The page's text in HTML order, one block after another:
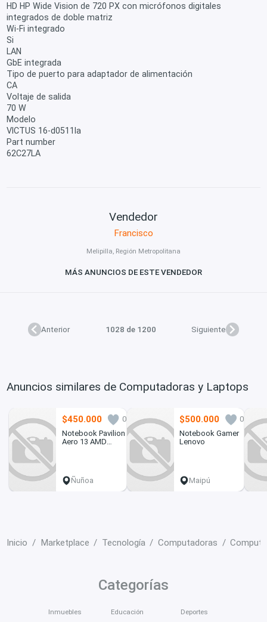
HD HP Wide Vision de 720 PX con micrófonos digitales
integrados de doble matriz
Wi-Fi integrado
Si
LAN
GbE integrada
Tipo de puerto para adaptador de alimentación
CA
Voltaje de salida
70 W
Modelo
VICTUS 16-d0511la
Part number
62C27LA
Vendedor
Francisco
Melipilla, Región Metropolitana
MÁS ANUNCIOS DE ESTE VENDEDOR
Anterior 1028 de 1200 Siguiente
Anuncios similares de Computadoras y Laptops
$450.000
0
Notebook Pavilion
Aero 13 AMD
Ñuñoa
$500.000
0
Notebook Gamer
Lenovo
Maipú
Inicio Marketplace Tecnología Computadoras
Categorías
Inmuebles Educación Deportes